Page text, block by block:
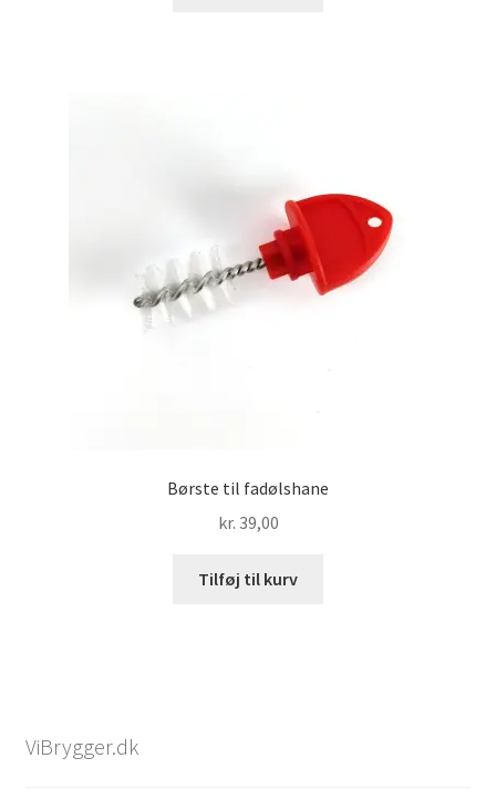
Børste til fadølshane
kr. 39,00
Tilføj til kurv
ViBrygger.dk